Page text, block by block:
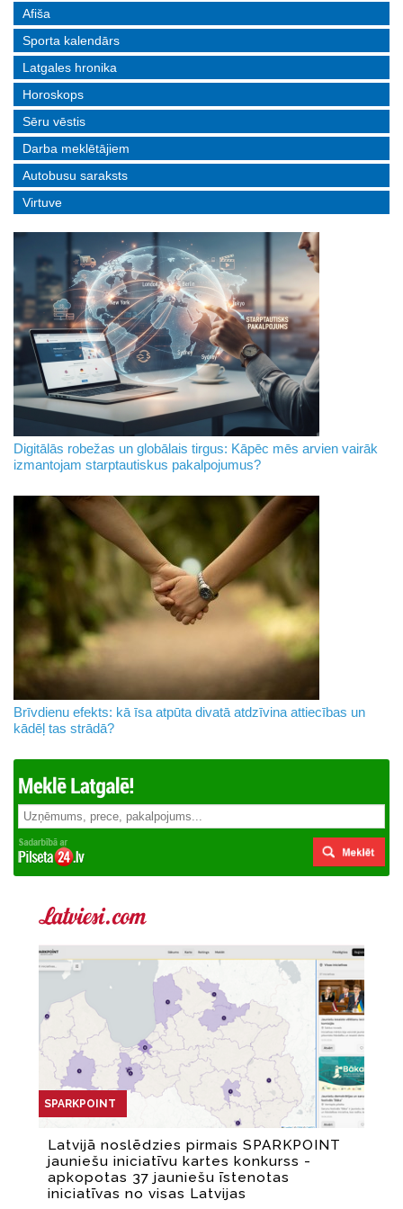
Afiša
Sporta kalendārs
Latgales hronika
Horoskops
Sēru vēstis
Darba meklētājiem
Autobusu saraksts
Virtuve
Digitālās robežas un globālais tirgus: Kāpēc mēs arvien vairāk
izmantojam starptautiskus pakalpojumus?
Brīvdienu efekts: kā īsa atpūta divatā atdzīvina attiecības un
kādēļ tas strādā?